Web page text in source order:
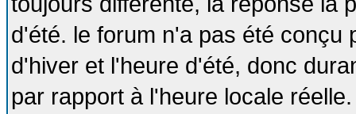
d'été. le forum n'a pas été conçu
d'hiver et l'heure d'été, donc
par rapport à l'heure locale réelle.